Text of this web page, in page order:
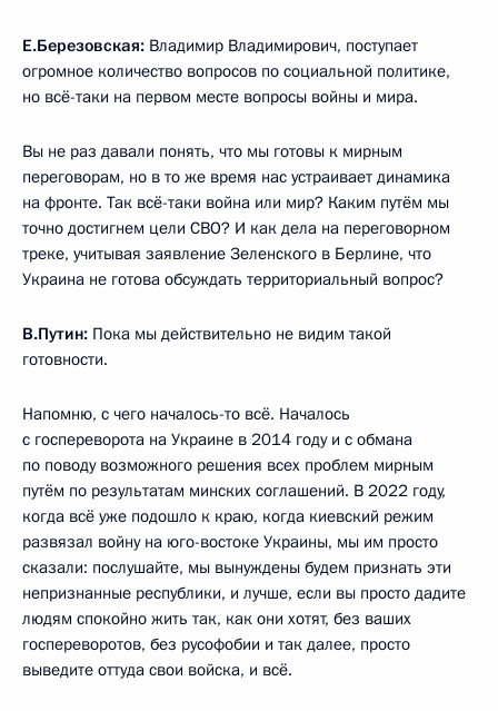
Е.Березовская: Владимир Владимирович, поступает
огромное количество вопросов по социальной политике,
но всё-таки на первом месте вопросы войны и мира.
Вы не раз давали понять, что мы готовы к мирным
переговорам, но в то же время нас устраивает динамика
на фронте. Так всё-таки война или мир? Каким путём мы
точно достигнем цели СВО? И как дела на переговорном
треке, учитывая заявление Зеленского в Берлине, что
Украина не готова обсуждать территориальный вопрос?
В.Путин: Пока мы действительно не видим такой
готовности.
Напомню, с чего началось-то всё. Началось
с госпереворота на Украине в 2014 году и с обмана
по поводу возможного решения всех проблем мирным
путём по результатам минских соглашений. В 2022 году,
когда всё уже подошло к краю, когда киевский режим
развязал войну на юго-востоке Украины, мы им просто
сказали: послушайте, мы вынуждены будем признать эти
непризнанные республики, и лучше, если вы просто дадите
людям спокойно жить так, как они хотят, без ваших
госпереворотов, без русофобии и так далее, просто
выведите оттуда свои войска, и всё.